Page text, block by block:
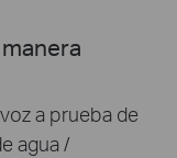
a prueba de
agua /